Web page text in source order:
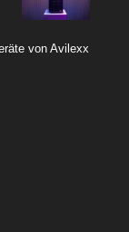
von Avilexx